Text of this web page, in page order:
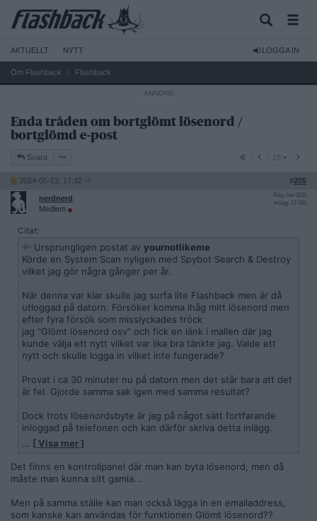
AKTUELLT NYTT LOGGA IN
Om Flashback Flashback
Enda tråden om bortglömt lösenord /
bortglömd e-post
Svara
2024-05-13, 17:32 #205
nerdnerd
Medlem
Reg: Jan 2011
Inlägg: 17 031
Citat:
Ursprungligen postat av yournotlikeme
Körde en System Scan nyligen med Spybot Search & Destroy
vilket jag gör några gånger per år.
När denna var klar skulle jag surfa lite Flashback men är då
utloggad på datorn. Försöker komma ihåg mitt lösenord men
efter fyra försök som misslyckades tröck
jag ”Glömt lösenord osv” och fick en länk i mallen där jag
kunde välja ett nytt vilket var lika bra tänkte jag. Valde ett
nytt och skulle logga in vilket inte fungerade?
Provat i ca 30 minuter nu på datorn men det står bara att det
är fel. Gjorde samma sak igen med samma resultat?
Dock trots lösenordsbyte är jag på något sätt fortfarande
inloggad på telefonen och kan därför skriva detta inlägg.
Kan någon vänlig samt kunnig själ hjälpa mig här?
… [ Visa mer ]
Det finns en kontrollpanel där man kan byta lösenord, men då
måste man kunna sitt gamla...
Men på samma ställe kan man också lägga in en emailaddress,
som kanske kan användas för funktionen Glömt lösenord??